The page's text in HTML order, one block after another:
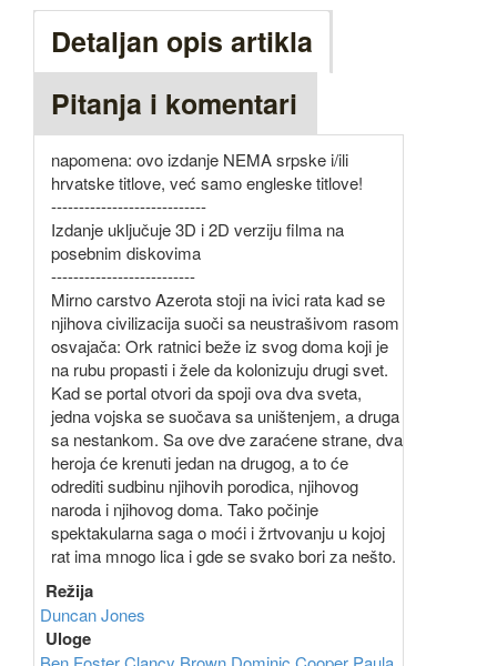
Detaljan opis artikla
Pitanja i komentari
napomena: ovo izdanje NEMA srpske i/ili
hrvatske titlove, već samo engleske titlove!
----------------------------
Izdanje uključuje 3D i 2D verziju filma na
posebnim diskovima
--------------------------
Mirno carstvo Azerota stoji na ivici rata kad se
njihova civilizacija suoči sa neustrašivom rasom
osvajača: Ork ratnici beže iz svog doma koji je
na rubu propasti i žele da kolonizuju drugi svet.
Kad se portal otvori da spoji ova dva sveta,
jedna vojska se suočava sa uništenjem, a druga
sa nestankom. Sa ove dve zaraćene strane, dva
heroja će krenuti jedan na drugog, a to će
odrediti sudbinu njihovih porodica, njihovog
naroda i njihovog doma. Tako počinje
spektakularna saga o moći i žrtvovanju u kojoj
rat ima mnogo lica i gde se svako bori za nešto.
Režija
Duncan Jones
Uloge